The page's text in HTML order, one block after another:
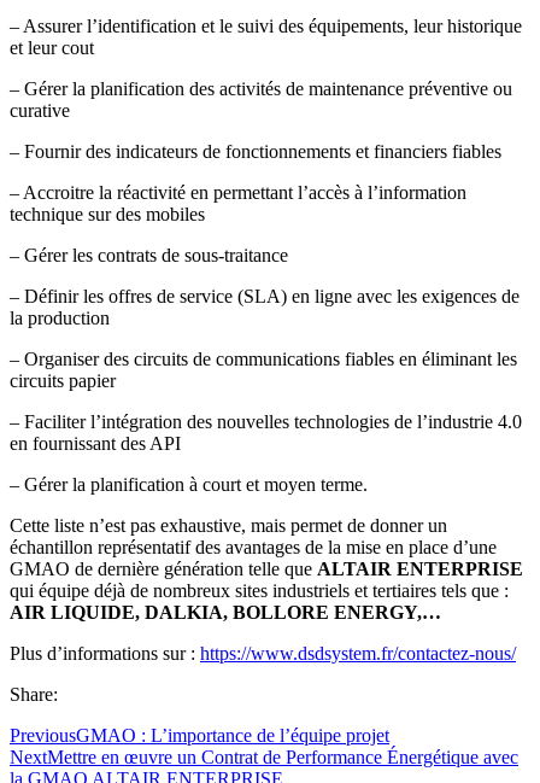
– Assurer l’identification et le suivi des équipements, leur historique
et leur cout
– Gérer la planification des activités de maintenance préventive ou
curative
– Fournir des indicateurs de fonctionnements et financiers fiables
– Accroitre la réactivité en permettant l’accès à l’information
technique sur des mobiles
– Gérer les contrats de sous-traitance
– Définir les offres de service (SLA) en ligne avec les exigences de
la production
– Organiser des circuits de communications fiables en éliminant les
circuits papier
– Faciliter l’intégration des nouvelles technologies de l’industrie 4.0
en fournissant des API
– Gérer la planification à court et moyen terme.
Cette liste n’est pas exhaustive, mais permet de donner un
échantillon représentatif des avantages de la mise en place d’une
GMAO de dernière génération telle que ALTAIR ENTERPRISE
qui équipe déjà de nombreux sites industriels et tertiaires tels que :
AIR LIQUIDE, DALKIA, BOLLORE ENERGY,…
Plus d’informations sur : https://www.dsdsystem.fr/contactez-nous/
Share:
PreviousGMAO : L’importance de l’équipe projet
NextMettre en œuvre un Contrat de Performance Énergétique avec
la GMAO ALTAIR ENTERPRISE